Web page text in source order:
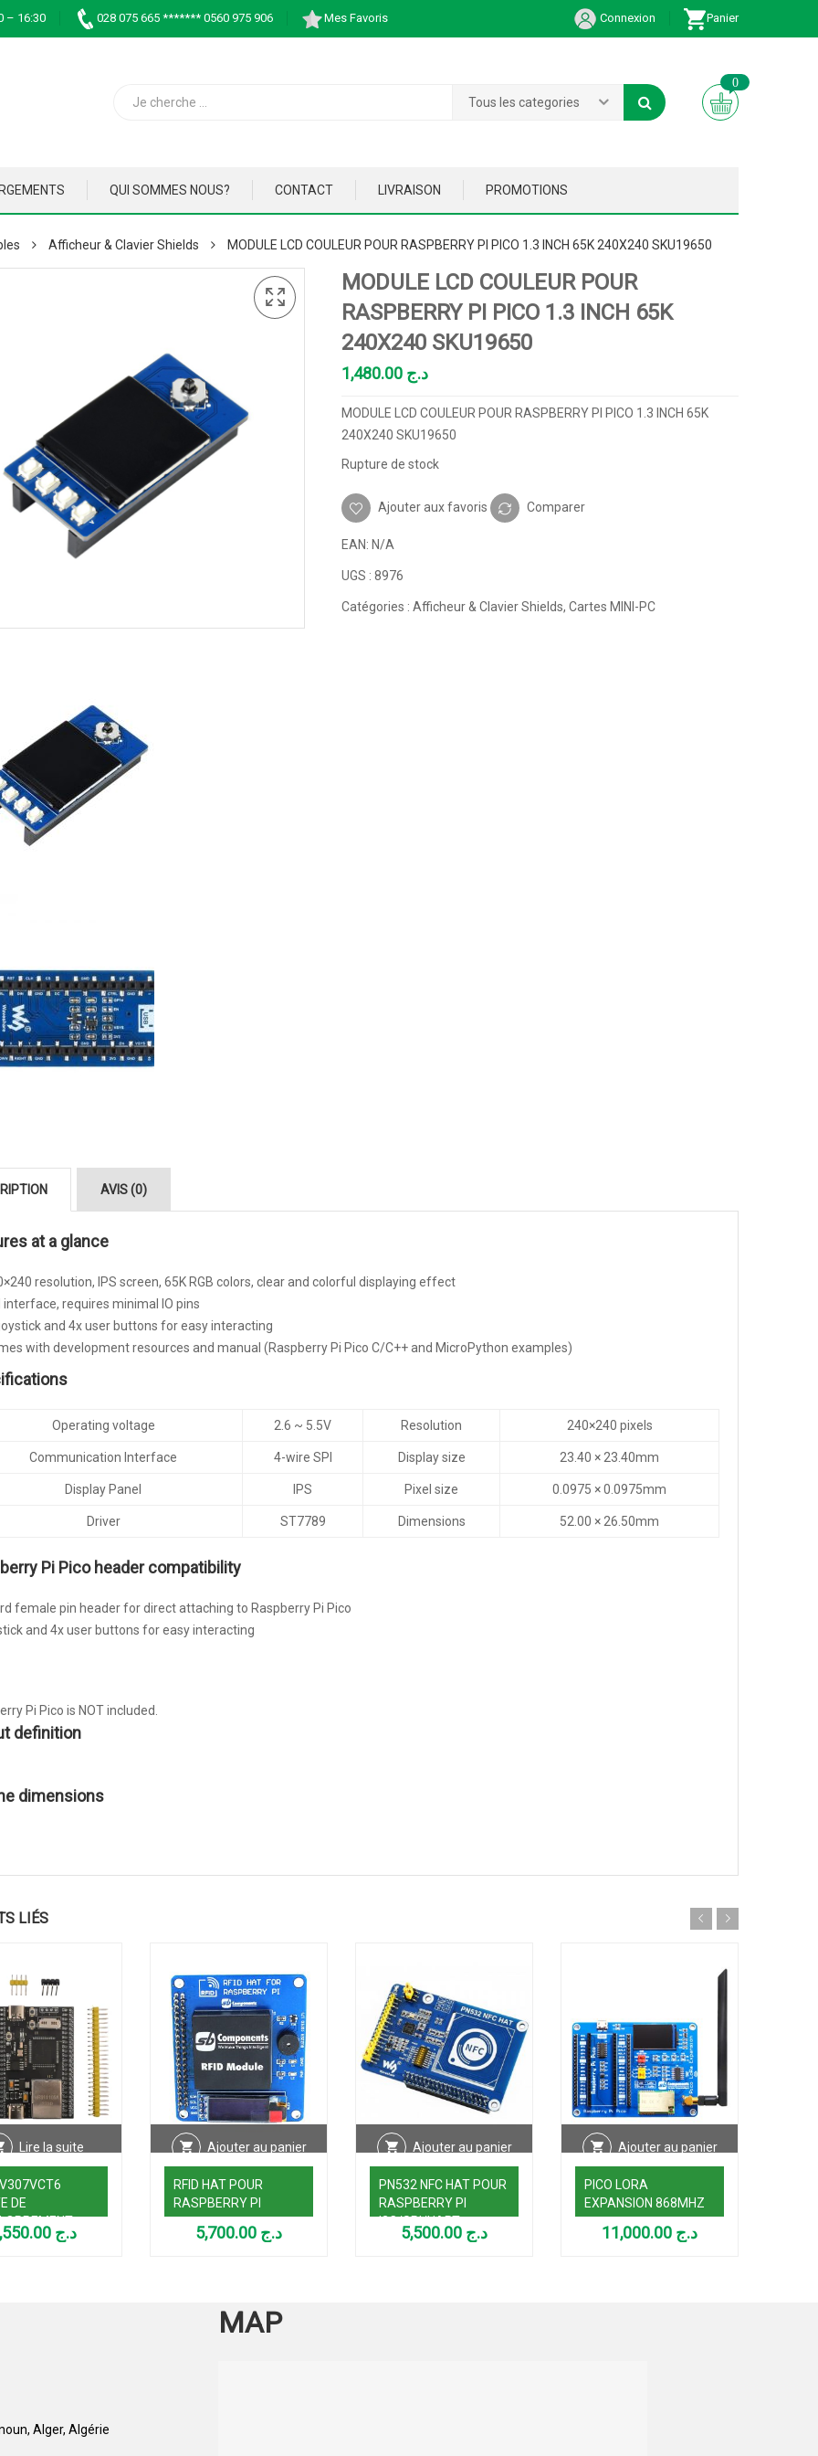
– 16:30 028 075 665 ******* 0560 975 906 Mes Favoris Connexion Panier
Tous les categories
0
QUI SOMMES NOUS? CONTACT LIVRAISON PROMOTIONS
Afficheur & Clavier Shields MODULE LCD COULEUR POUR RASPBERRY PI PICO 1.3 INCH 65K 240X240 SKU19650
MODULE LCD COULEUR POUR
RASPBERRY PI PICO 1.3 INCH 65K
240X240 SKU19650
د.ج
MODULE LCD COULEUR POUR RASPBERRY PI PICO 1.3 INCH 65K
240X240 SKU19650
Rupture de stock
Ajouter aux favoris Comparer
EAN: N/A
UGS : 8976
Catégories : Afficheur & Clavier Shields, Cartes MINI-PC
AVIS (0)
at a glance
resolution, IPS screen, 65K RGB colors, clear and colorful displaying effect
interface, requires minimal IO pins
and 4x user buttons for easy interacting
with development resources and manual (Raspberry Pi Pico C/C++ and MicroPython examples)
Operating voltage 2.6 ~ 5.5V Resolution 240×240 pixels
Communication Interface 4-wire SPI Display size 23.40 × 23.40mm
Display Panel IPS Pixel size 0.0975 × 0.0975mm
Driver ST7789 Dimensions 52.00 × 26.50mm
Pi Pico header compatibility
female pin header for direct attaching to Raspberry Pi Pico
and 4x user buttons for easy interacting
Pi Pico is NOT included.
definition
dimensions
LIÉS
Lire la suite
DE
د.ج
Ajouter au panier
RFID HAT POUR
RASPBERRY PI
د.ج
Ajouter au panier
PN532 NFC HAT POUR
RASPBERRY PI
I2C/SPI/UART
SKU16958
د.ج
Ajouter au panier
PICO LORA
EXPANSION 868MHZ
د.ج
Alger, Algérie
MAP